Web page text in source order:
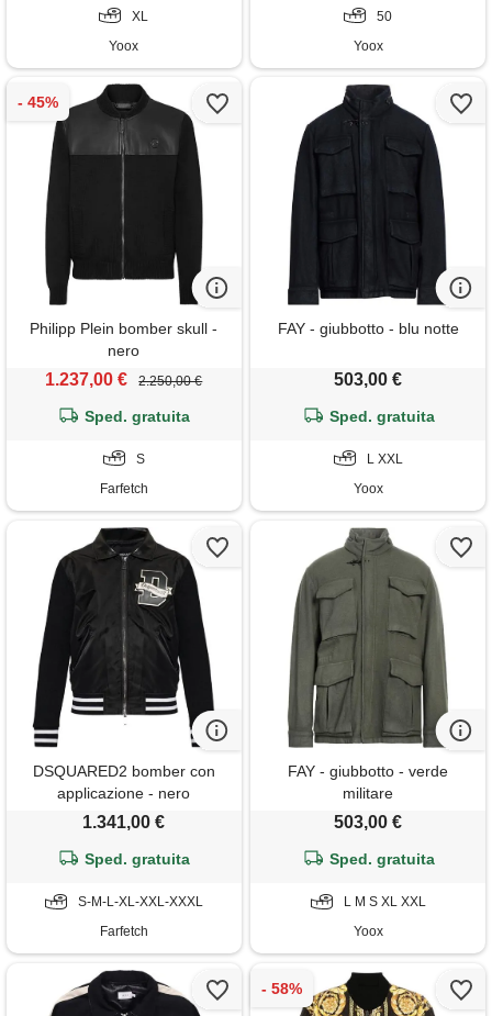
XL
Yoox
50
Yoox
Philipp Plein bomber skull -
nero
1.237,00 € 2.250,00 €
Sped. gratuita
S
Farfetch
FAY - giubbotto - blu notte
503,00 €
Sped. gratuita
L XXL
Yoox
DSQUARED2 bomber con
applicazione - nero
1.341,00 €
Sped. gratuita
S-M-L-XL-XXL-XXXL
Farfetch
FAY - giubbotto - verde
militare
503,00 €
Sped. gratuita
L M S XL XXL
Yoox